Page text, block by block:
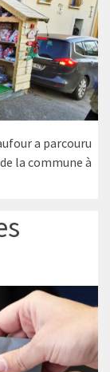
a parcouru
la commune à